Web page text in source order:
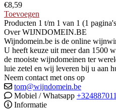
€8,59
Toevoegen
Producten 1 t/m 1 van 1 (1
Over WIJNDOMEIN.BE
Wijndomein.be is de online
U heeft keuze uit meer dan 1500
de mooiste wijndomeinen ter
luie zetel en wij leveren bij u aan
Neem contact met ons op
tom@wijndomein.be
Mobiel / Whatsapp
Informatie